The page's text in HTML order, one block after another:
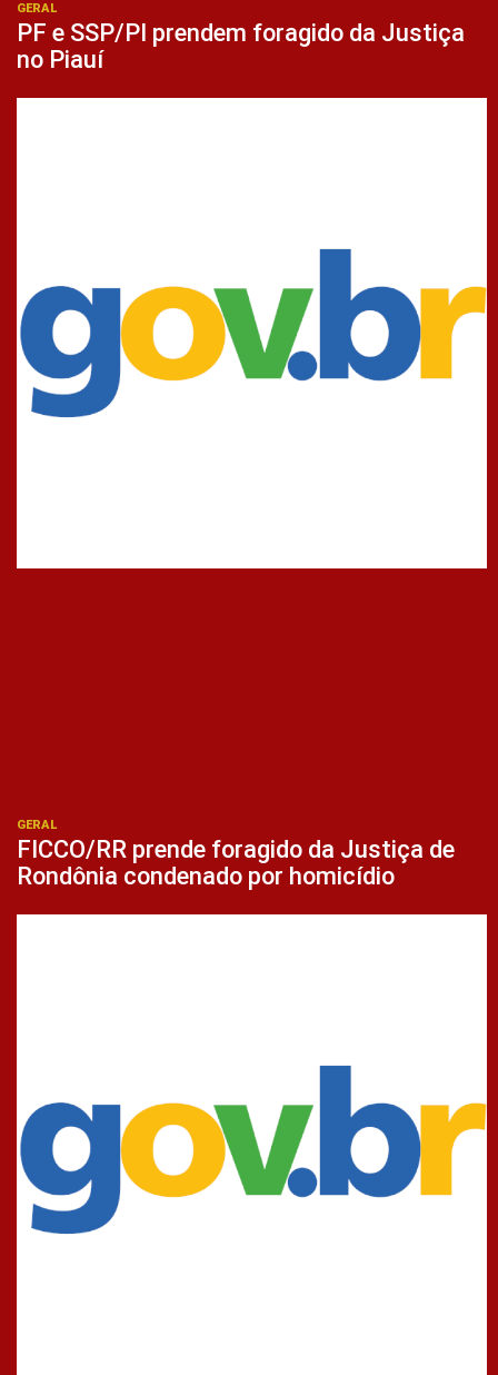
GERAL
PF e SSP/PI prendem foragido da Justiça
no Piauí
GERAL
FICCO/RR prende foragido da Justiça de
Rondônia condenado por homicídio